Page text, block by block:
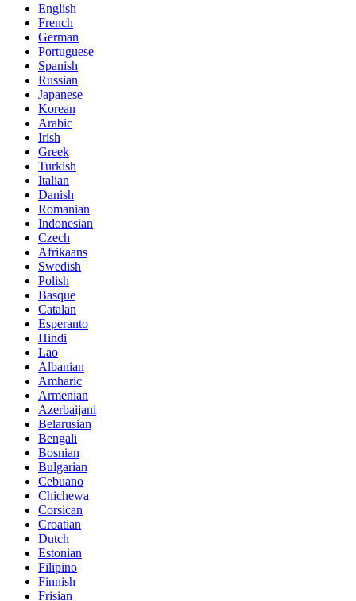
English
French
German
Portuguese
Spanish
Russian
Japanese
Korean
Arabic
Irish
Greek
Turkish
Italian
Danish
Romanian
Indonesian
Czech
Afrikaans
Swedish
Polish
Basque
Catalan
Esperanto
Hindi
Lao
Albanian
Amharic
Armenian
Azerbaijani
Belarusian
Bengali
Bosnian
Bulgarian
Cebuano
Chichewa
Corsican
Croatian
Dutch
Estonian
Filipino
Finnish
Frisian